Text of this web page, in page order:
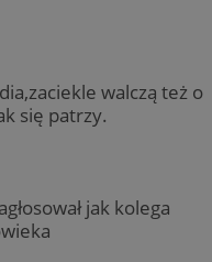
walczą też o
się patrzy.
jak kolega